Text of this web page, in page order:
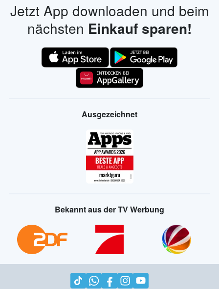
Jetzt App downloaden und beim
nächsten Einkauf sparen!
Ausgezeichnet
Bekannt aus der TV Werbung